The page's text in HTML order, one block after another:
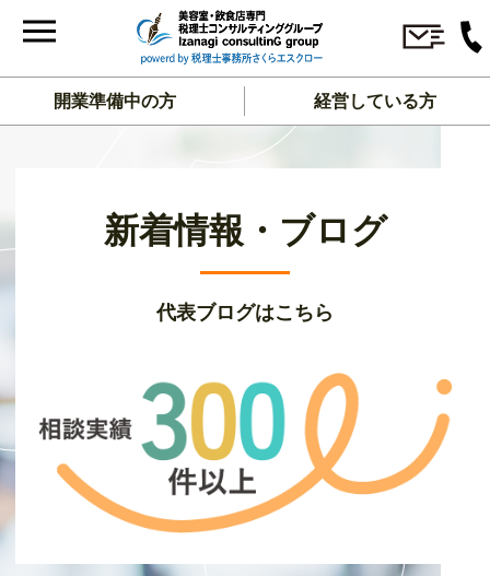
開業準備中の方 経営している方
新着情報・ブログ
代表ブログはこちら